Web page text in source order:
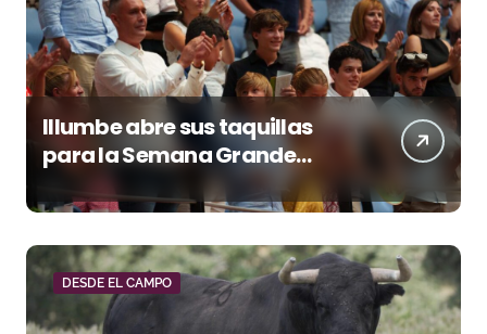
Illumbe abre sus taquillas
para la Semana Grande
Donostiarra
DESDE EL CAMPO